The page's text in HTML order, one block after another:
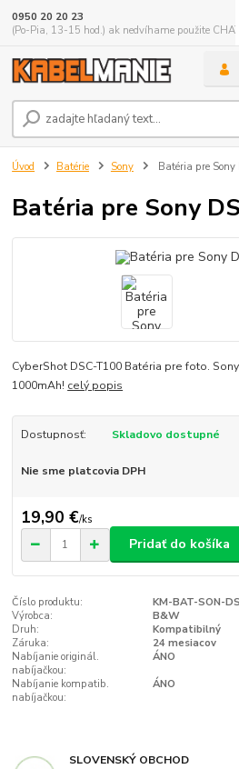
0950 20 20 23
(Po-Pia, 13-15 hod.) ak nedvíhame použite
Úvod Batérie Sony Batéria pre
Batéria pre Sony
CyberShot DSC-T100 Batéria pre foto.
1000mAh! celý popis
Dostupnosť: Skladovo dostupné
Nie sme platcovia DPH
19,90 €/ks
Pridať do košíka
Číslo produktu:
KM-BAT-SON-
Výrobca:
B&W
Druh:
Kompatibilný
Záruka:
24 mesiacov
Nabíjanie originál.
nabíjačkou:
ÁNO
Nabíjanie kompatib.
nabíjačkou:
ÁNO
SLOVENSKÝ OBCHOD